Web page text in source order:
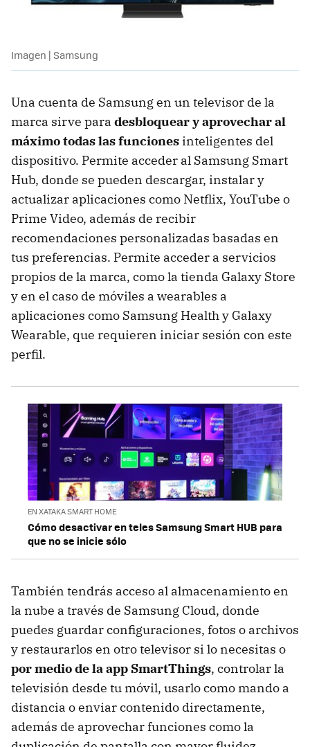
Imagen | Samsung
Una cuenta de Samsung en un televisor de la
marca sirve para desbloquear y aprovechar al
máximo todas las funciones inteligentes del
dispositivo. Permite acceder al Samsung Smart
Hub, donde se pueden descargar, instalar y
actualizar aplicaciones como Netflix, YouTube o
Prime Video, además de recibir
recomendaciones personalizadas basadas en
tus preferencias. Permite acceder a servicios
propios de la marca, como la tienda Galaxy Store
y en el caso de móviles a wearables a
aplicaciones como Samsung Health y Galaxy
Wearable, que requieren iniciar sesión con este
perfil.
EN XATAKA SMART HOME
Cómo desactivar en teles Samsung Smart HUB para
que no se inicie sólo
También tendrás acceso al almacenamiento en
la nube a través de Samsung Cloud, donde
puedes guardar configuraciones, fotos o archivos
y restaurarlos en otro televisor si lo necesitas o
por medio de la app SmartThings, controlar la
televisión desde tu móvil, usarlo como mando a
distancia o enviar contenido directamente,
además de aprovechar funciones como la